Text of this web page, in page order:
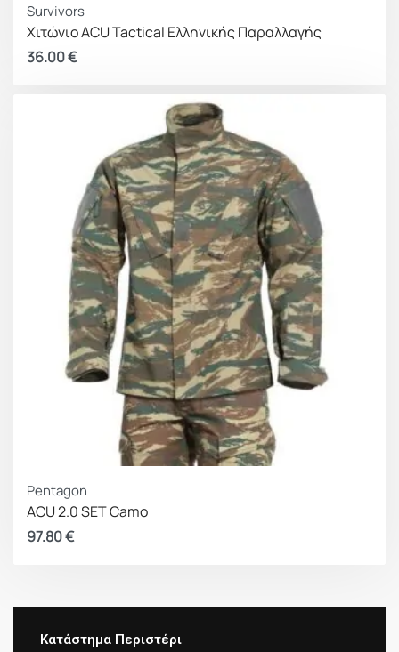
Survivors
Χιτώνιο ACU Tactical Ελληνικής Παραλλαγής
36.00€
Pentagon
ACU 2.0 SET Camo
97.80€
Κατάστημα Περιστέρι